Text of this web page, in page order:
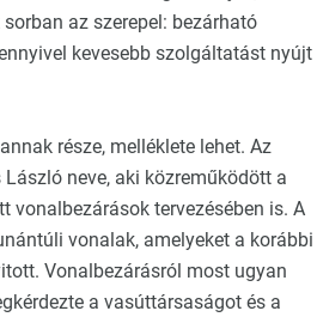
az szerepel: bezárható
kevesebb szolgáltatást nyújt
része, melléklete lehet. Az
neve, aki közreműködött a
vonalbezárások tervezésében is. A
vonalak, amelyeket a korábbi
Vonalbezárásról most ugyan
a vasúttársaságot és a